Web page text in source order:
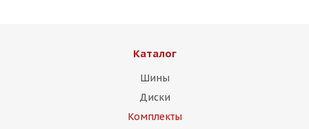
Каталог
Шины
Диски
Комплекты